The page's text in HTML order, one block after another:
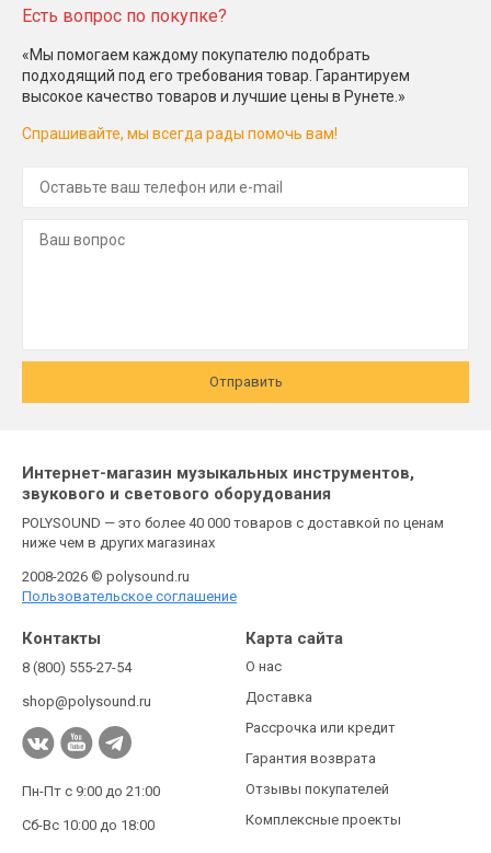
Есть вопрос по покупке?
«Мы помогаем каждому покупателю подобрать
подходящий под его требования товар. Гарантируем
высокое качество товаров и лучшие цены в Рунете.»
Спрашивайте, мы всегда рады помочь вам!
Отправить
Интернет-магазин музыкальных инструментов,
звукового и светового оборудования
POLYSOUND — это более 40 000 товаров с доставкой по ценам
ниже чем в других магазинах
2008-2026 © polysound.ru
Пользовательское соглашение
Контакты
8 (800) 555-27-54
shop@polysound.ru
Пн-Пт с 9:00 до 21:00
Сб-Вс 10:00 до 18:00
Карта сайта
О нас
Доставка
Рассрочка или кредит
Гарантия возврата
Отзывы покупателей
Комплексные проекты